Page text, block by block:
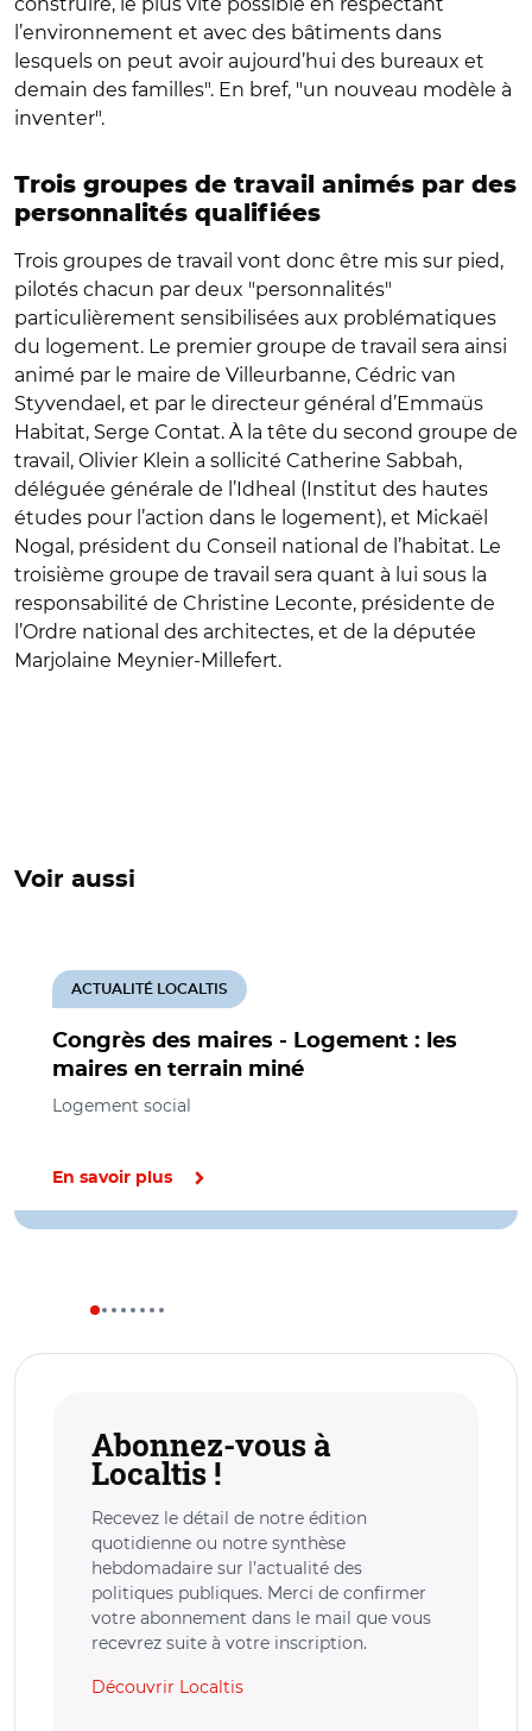
l’environnement et avec des bâtiments dans
lesquels on peut avoir aujourd’hui des bureaux et
demain des familles". En bref, "un nouveau modèle à
inventer".
Trois groupes de travail animés par des
personnalités qualifiées
Trois groupes de travail vont donc être mis sur pied,
pilotés chacun par deux "personnalités"
particulièrement sensibilisées aux problématiques
du logement. Le premier groupe de travail sera ainsi
animé par le maire de Villeurbanne, Cédric van
Styvendael, et par le directeur général d’Emmaüs
Habitat, Serge Contat. À la tête du second groupe de
travail, Olivier Klein a sollicité Catherine Sabbah,
déléguée générale de l’Idheal (Institut des hautes
études pour l’action dans le logement), et Mickaël
Nogal, président du Conseil national de l’habitat. Le
troisième groupe de travail sera quant à lui sous la
responsabilité de Christine Leconte, présidente de
l’Ordre national des architectes, et de la députée
Marjolaine Meynier-Millefert.
Voir aussi
Congrès des maires - Logement : les
maires en terrain miné
ACTUALITÉ LOCALTIS
Logement social
En savoir plus
Abonnez-vous à
Localtis !
Recevez le détail de notre édition
quotidienne ou notre synthèse
hebdomadaire sur l’actualité des
politiques publiques. Merci de confirmer
votre abonnement dans le mail que vous
recevrez suite à votre inscription.
Découvrir Localtis